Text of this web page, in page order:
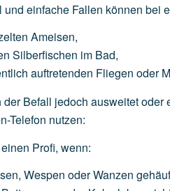
und einfache Fallen können bei
Ameisen,
Silberfischen im Bad,
auftretenden Fliegen oder
der Befall jedoch ausweitet
Telefon nutzen:
Profi, wenn:
Wespen oderWanzen